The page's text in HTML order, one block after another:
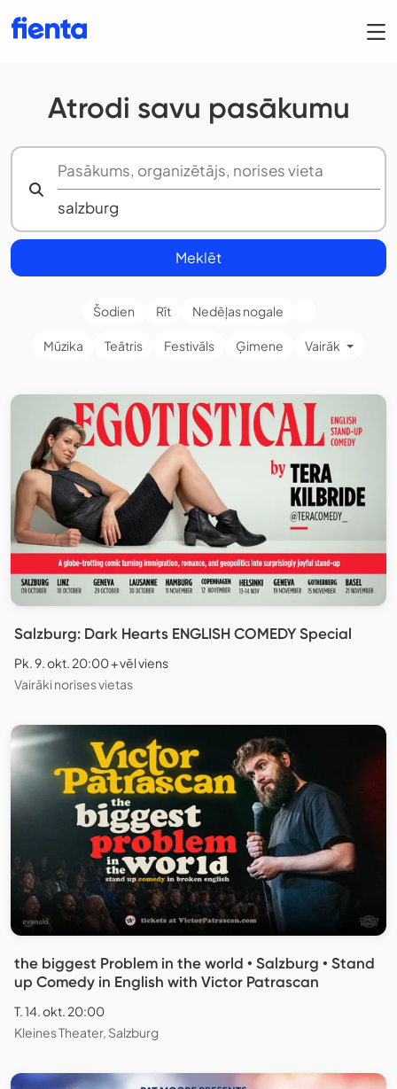
Atrodi savu pasākumu
Meklēt
Šodien Rīt Nedēļas nogale
Mūzika Teātris Festivāls Ģimene Vairāk
Salzburg: Dark Hearts ENGLISH COMEDY Special
Pk. 9. okt. 20:00 + vēl viens
Vairāki norises vietas
the biggest Problem in the world • Salzburg • Stand
up Comedy in English with Victor Patrascan
T. 14. okt. 20:00
Kleines Theater, Salzburg